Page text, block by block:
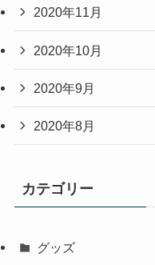
2020年11月
2020年10月
2020年9月
2020年8月
カテゴリー
グッズ